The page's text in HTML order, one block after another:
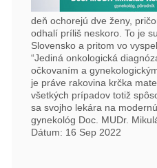
deň ochorejú dve ženy,
odhalí príliš neskoro. To je
Slovensko a pritom vo
“Jediná onkologická
očkovaním a
je práve rakovina krčka
všetkých prípadov totiž
sa svojho lekára na
gynekológ Doc. MUDr.
Dátum: 16 Sep 2022